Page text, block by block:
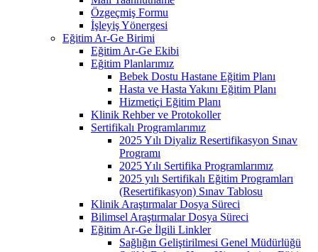
Özgeçmiş Formu
İşleyiş Yönergesi
Eğitim Ar-Ge Birimi
Eğitim Ar-Ge Ekibi
Eğitim Planlarımız
Bebek Dostu Hastane Eğitim Planı
Hasta ve Hasta Yakını Eğitim Planı
Hizmetiçi Eğitim Planı
Klinik Rehber ve Protokoller
Sertifikalı Programlarımız
2025 Yılı Diyaliz Resertifikasyon Sınav
Programı
2025 Yılı Sertifika Programlarımız
2025 yılı Sertifikalı Eğitim Programları
(Resertifikasyon) Sınav Tablosu
Klinik Araştırmalar Dosya Süreci
Bilimsel Araştırmalar Dosya Süreci
Eğitim Ar-Ge İlgili Linkler
Sağlığın Geliştirilmesi Genel Müdürlüğü